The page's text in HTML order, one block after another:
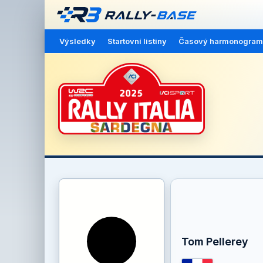
Výsledky Startovní listiny Časový harmonogram
Tom Pellerey